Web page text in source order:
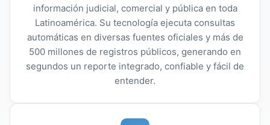
información judicial, comercial y pública en toda
Latinoamérica. Su tecnología ejecuta consultas
automáticas en diversas fuentes oficiales y más de
500 millones de registros públicos, generando en
segundos un reporte integrado, confiable y fácil de
entender.